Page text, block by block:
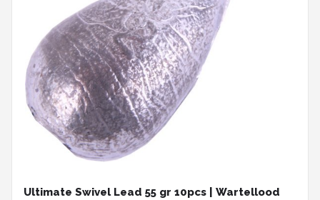
Ultimate Swivel Lead 55 gr 10pcs | Wartellood